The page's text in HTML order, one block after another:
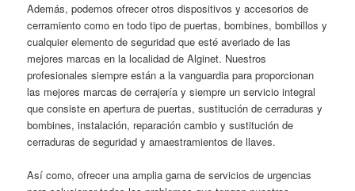
Además, podemos ofrecer otros dispositivos y accesorios de
cerramiento como en todo tipo de puertas, bombines, bombillos y
cualquier elemento de seguridad que esté averiado de las
mejores marcas en la localidad de Alginet. Nuestros
profesionales siempre están a la vanguardia para proporcionan
las mejores marcas de cerrajería y siempre un servicio integral
que consiste en apertura de puertas, sustitución de cerraduras y
bombines, instalación, reparación cambio y sustitución de
cerraduras de seguridad y amaestramientos de llaves.
Así como, ofrecer una amplia gama de servicios de urgencias